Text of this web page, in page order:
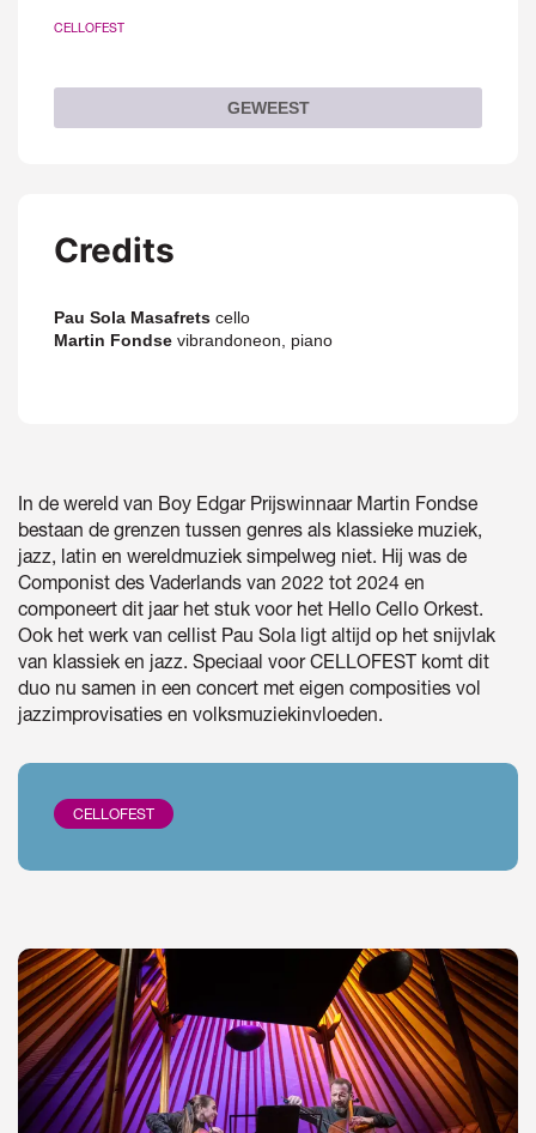
CELLOFEST
GEWEEST
Credits
Pau Sola Masafrets cello
Martin Fondse vibrandoneon, piano
In de wereld van Boy Edgar Prijswinnaar Martin Fondse
bestaan de grenzen tussen genres als klassieke muziek,
jazz, latin en wereldmuziek simpelweg niet. Hij was de
Componist des Vaderlands van 2022 tot 2024 en
componeert dit jaar het stuk voor het Hello Cello Orkest.
Ook het werk van cellist Pau Sola ligt altijd op het snijvlak
van klassiek en jazz. Speciaal voor CELLOFEST komt dit
duo nu samen in een concert met eigen composities vol
jazzimprovisaties en volksmuziekinvloeden.
CELLOFEST